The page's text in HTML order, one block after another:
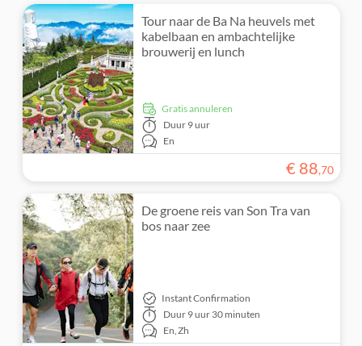
Tour naar de Ba Na heuvels met
kabelbaan en ambachtelijke
brouwerij en lunch
Gratis annuleren
Duur 9 uur
En
€ 88,70
De groene reis van Son Tra van
bos naar zee
Instant Confirmation
Duur 9 uur 30 minuten
En,Zh